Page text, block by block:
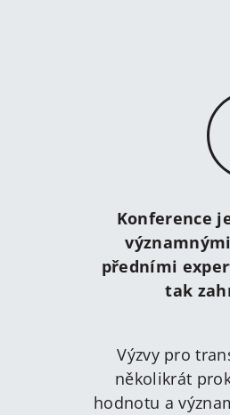
Konference
předními
tak
Výzvy pro
několikrát
hodnotu a